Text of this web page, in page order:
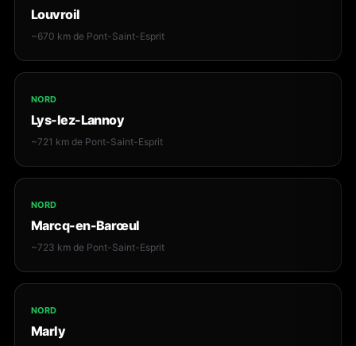
Louvroil
~670 km de Pont-Saint-Esprit
NORD
Lys-lez-Lannoy
~721 km de Pont-Saint-Esprit
NORD
Marcq-en-Barœul
~723 km de Pont-Saint-Esprit
NORD
Marly